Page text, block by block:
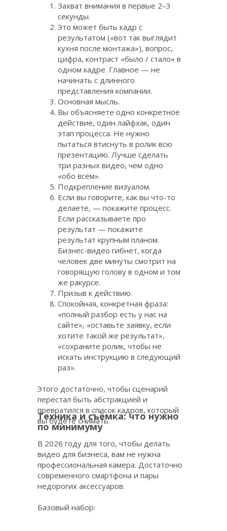
В 2026 году для того, чтобы делать
видео для бизнеса, вам не нужна
профессиональная камера. Достаточно
современного смартфона и пары
недорогих аксессуаров.
Базовый набор:
Захват внимания в первые 2–3
секунды.
Это может быть кадр с
результатом («вот так выглядит
кухня после монтажа»), вопрос,
цифра, контраст «было / стало» в
одном кадре. Главное — не
начинать с длинного
представления компании.
Основная мысль.
Вы объясняете одно конкретное
действие, один лайфхак, один
этап процесса. Не нужно
пытаться втиснуть в ролик всю
презентацию. Лучше сделать
три разных видео, чем одно
«обо всём».
Подкрепление визуалом.
Если вы говорите, как вы что-то
делаете, — покажите процесс.
Если рассказываете про
результат — покажите
результат крупным планом.
Бизнес-видео гибнет, когда
человек две минуты смотрит на
говорящую голову в одном и том
же ракурсе.
Призыв к действию.
Спокойная, конкретная фраза:
«полный разбор есть у нас на
сайте», «оставьте заявку, если
хотите такой же результат»,
«сохраните ролик, чтобы не
искать инструкцию в следующий
раз».
Этого достаточно, чтобы сценарий
перестал быть абстракцией и
превратился в список кадров, который
вы будете снимать.
Техника и съёмка: что нужно
по минимуму